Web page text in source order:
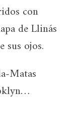
con
de Llinás
sus ojos.
Matas